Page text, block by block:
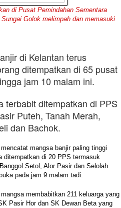
di Pusat Pemindahan Sementara
Golok melimpah dan memasuki
di Kelantan terus
ditempatkan di 65 pusat
jam 10 malam ini.
terbabit ditempatkan di PPS
Puteh, Tanah Merah,
dan Bachok.
mangsa banjir paling tinggi
ditempatkan di 20 PPS termasuk
Setol, Alor Pasir dan Selolah
pada jam 9 malam tadi.
membabitkan 211 keluarga yang
Pasir Hor dan SK Dewan Beta yang